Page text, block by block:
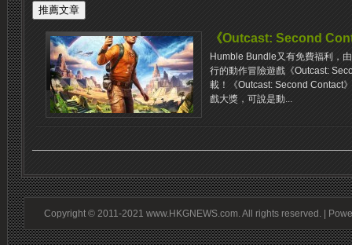
《Outcast: Second
Humble Bundle又有免費福利，
行的動作冒險遊戲《Outcast:
載！《Outcast: Second Contact
戲大獎，可說是動...
Copyright © 2011-2021 www.HKGNEWS.com. All rights reserved. |